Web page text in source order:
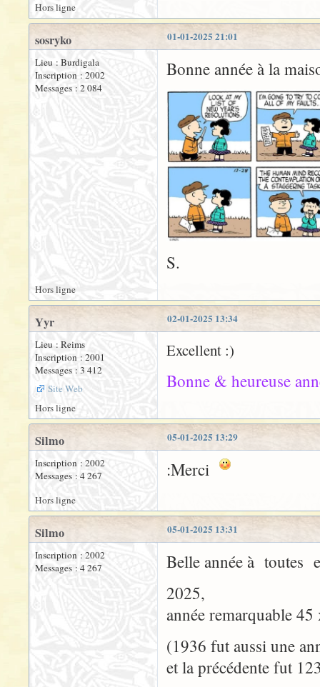
Hors ligne
01-01-2025 21:01
sosryko
Lieu : Burdigala
Inscription : 2002
Messages : 2 084
Bonne année à la
S.
Hors ligne
02-01-2025 13:34
Yyr
Lieu : Reims
Inscription : 2001
Messages : 3 412
Site Web
Excellent :)
Bonne & heureuse
Hors ligne
05-01-2025 13:29
Silmo
Inscription : 2002
Messages : 4 267
:Merci
Hors ligne
05-01-2025 13:31
Silmo
Inscription : 2002
Messages : 4 267
Belle année à toutes
2025,
année remarquable
(1936 fut aussi une
et la précédente fut